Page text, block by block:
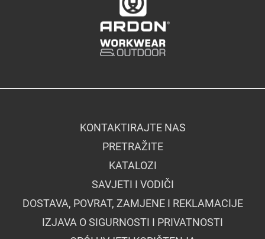
KONTAKTIRAJTE NAS
PRETRAŽITE
KATALOZI
SAVJETI I VODIČI
DOSTAVA, POVRAT, ZAMJENE I REKLAMACIJE
IZJAVA O SIGURNOSTI I PRIVATNOSTI